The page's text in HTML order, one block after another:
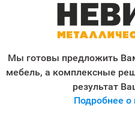
Мы готовы предложить
мебель, а комплексные
результат
Подробнее